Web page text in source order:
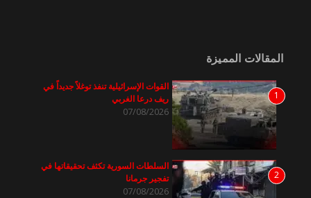
المقالات المميزة
1
القوات الإسرائيلية تنفذ توغلاً جديداً في
ريف درعا الغربي
07/08/2026
2
السلطات السورية تكثف تحقيقاتها في
تفجير جرمانا
07/08/2026